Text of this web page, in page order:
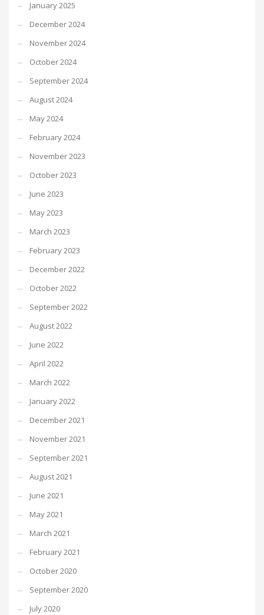
January 2025
December 2024
November 2024
October 2024
September 2024
August 2024
May 2024
February 2024
November 2023
October 2023
June 2023
May 2023
March 2023
February 2023
December 2022
October 2022
September 2022
August 2022
June 2022
April 2022
March 2022
January 2022
December 2021
November 2021
September 2021
August 2021
June 2021
May 2021
March 2021
February 2021
October 2020
September 2020
July 2020